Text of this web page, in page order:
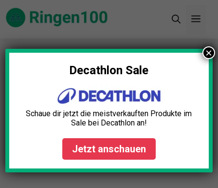
Zum
Inhalt
Startseite»Blog»Trainingseinheit Planer Test:
Die 5 besten (Bestenliste)Decathlon Sale
Schaue dir jetzt die meistverkauften Produkte im
Sale bei Decathlon an!
Jetzt anschauen
×